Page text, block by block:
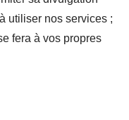
utiliser nos services ;
fera à vos propres